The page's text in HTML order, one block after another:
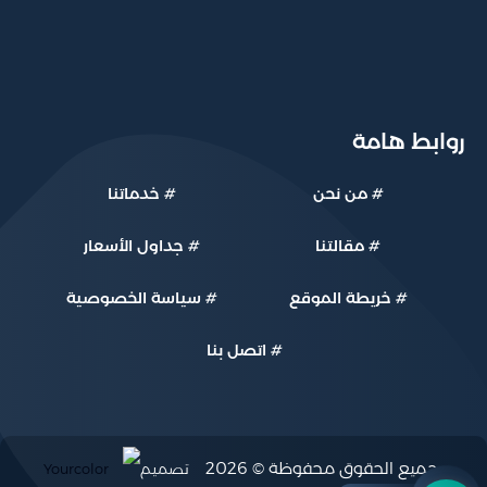
روابط هامة
# من نحن # خدماتنا
# مقالتنا # جداول الأسعار
# خريطة الموقع # سياسة الخصوصية
# اتصل بنا
جميع الحقوق محفوظة © 2026 تصميم